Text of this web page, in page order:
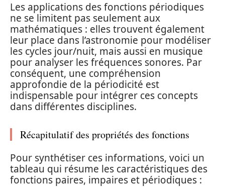
Les applications des fonctions périodiques
ne se limitent pas seulement aux
mathématiques : elles trouvent également
leur place dans l’astronomie pour modéliser
les cycles jour/nuit, mais aussi en musique
pour analyser les fréquences sonores. Par
conséquent, une compréhension
approfondie de la périodicité est
indispensable pour intégrer ces concepts
dans différentes disciplines.
Récapitulatif des propriétés des fonctions
Pour synthétiser ces informations, voici un
tableau qui résume les caractéristiques des
fonctions paires, impaires et périodiques :